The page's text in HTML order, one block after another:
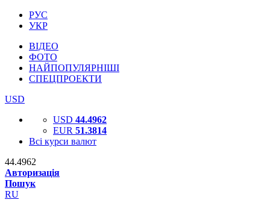
РУС
УКР
ВІДЕО
ФОТО
НАЙПОПУЛЯРНІШІ
СПЕЦПРОЕКТИ
USD
USD 44.4962
EUR 51.3814
Всі курси валют
44.4962
Авторизація
Пошук
RU